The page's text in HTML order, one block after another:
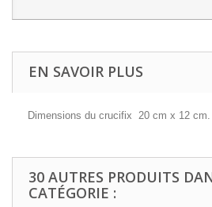
EN SAVOIR PLUS
Dimensions du crucifix 20 cm x 12 cm.
30 AUTRES PRODUITS
CATÉGORIE :